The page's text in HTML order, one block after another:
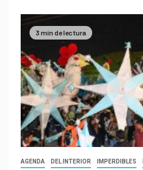
3 min de lectura
AGENDA DEL INTERIOR IMPERDIBLES